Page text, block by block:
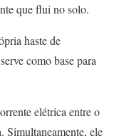
que flui no solo.
haste de
como base para
elétrica entre o
Simultaneamente, ele